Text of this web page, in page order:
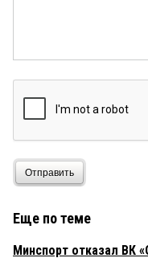
Отправить
Еще по теме
Минспорт отказал ВК